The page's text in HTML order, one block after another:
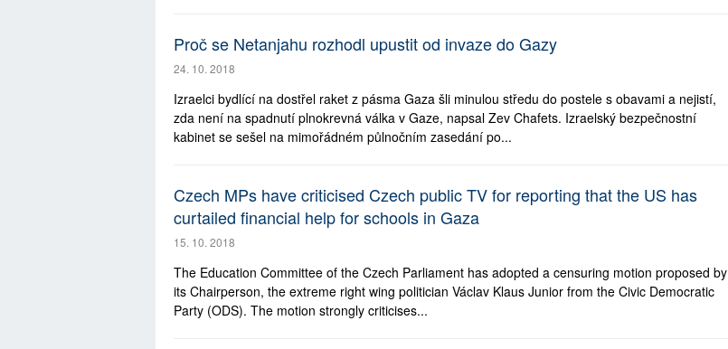
Proč se Netanjahu rozhodl upustit od invaze do Gazy
24. 10. 2018
Izraelci bydlící na dostřel raket z pásma Gaza šli minulou středu do postele s obavami a nejistí,
zda není na spadnutí plnokrevná válka v Gaze, napsal Zev Chafets. Izraelský bezpečnostní
kabinet se sešel na mimořádném půlnočním zasedání po...
Czech MPs have criticised Czech public TV for reporting that the US has
curtailed financial help for schools in Gaza
15. 10. 2018
The Education Committee of the Czech Parliament has adopted a censuring motion proposed by
its Chairperson, the extreme right wing politician Václav Klaus Junior from the Civic Democratic
Party (ODS). The motion strongly criticises...